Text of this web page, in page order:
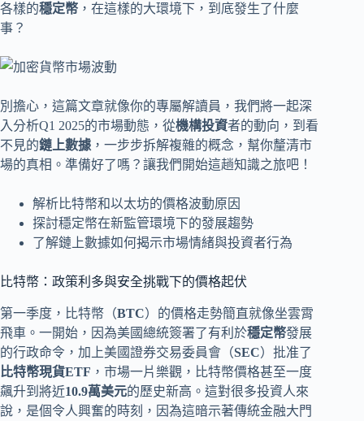
各樣的穩定幣 ，在這樣的大環境下，到底發生了什麼
事？
別擔心，這篇文章就像你的專屬解讀員，我們將一起深
入分析Q1 2025的市場動態，從機構投資者的動向，到看
不見的鏈上數據 ，一步步拆解複雜的概念，幫你釐清市
場的真相。準備好了嗎？讓我們開始這趟知識之旅吧！
解析比特幣和以太坊的價格波動原因
探討穩定幣在新監管環境下的發展趨勢
了解鏈上數據如何揭示市場情緒與投資者行為
比特幣：政策利多與安全挑戰下的價格起伏
第一季度，比特幣（BTC）的價格走勢簡直就像坐雲霄
飛車。一開始，因為美國總統簽署了有利於穩定幣發展
的行政命令，加上美國證券交易委員會（SEC）批准了
比特幣現貨ETF ，市場一片樂觀，比特幣價格甚至一度
飆升到將近10.9萬美元的歷史新高。這對很多投資人來
說，是個令人興奮的時刻，因為這暗示著傳統金融大門